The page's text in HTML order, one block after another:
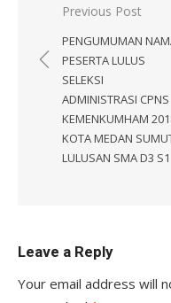
Post
navigation
Previous Post
PENGUMUMAN
PESERTA LULUS
SELEKSI
ADMINISTRASI CPNS
KEMENKUMHAM
KOTA MEDAN
LULUSAN SMA D3 S1
Leave a Reply
Your email address will